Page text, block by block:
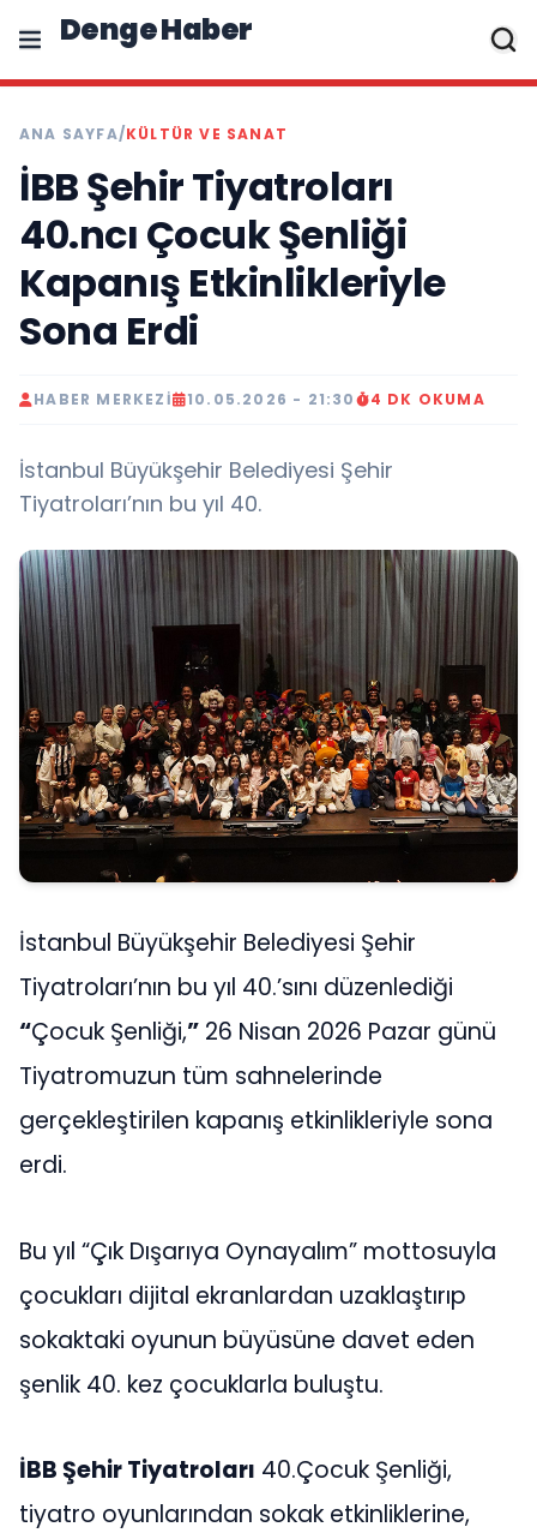
Denge Haber
ANA SAYFA/KÜLTÜR VE SANAT
İBB Şehir Tiyatroları
40.ncı Çocuk Şenliği
Kapanış Etkinlikleriyle
Sona Erdi
HABER MERKEZI 10.05.2026 - 21:30 4 DK OKUMA
İstanbul Büyükşehir Belediyesi Şehir
Tiyatroları’nın bu yıl 40.
İstanbul Büyükşehir Belediyesi Şehir
Tiyatroları’nın bu yıl 40.’sını düzenlediği
“Çocuk Şenliği,” 26 Nisan 2026 Pazar günü
Tiyatromuzun tüm sahnelerinde
gerçekleştirilen kapanış etkinlikleriyle sona
erdi.
Bu yıl “Çık Dışarıya Oynayalım” mottosuyla
çocukları dijital ekranlardan uzaklaştırıp
sokaktaki oyunun büyüsüne davet eden
şenlik 40. kez çocuklarla buluştu.
İBB Şehir Tiyatroları 40.Çocuk Şenliği,
tiyatro oyunlarından sokak etkinliklerine,